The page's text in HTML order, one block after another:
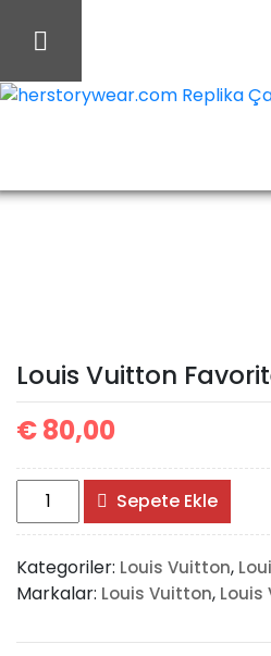
Bag
Louis Vuitton
€80,00
Louis
Vuitton
Favorite
Bag
Gm
Sepete Ekle
Kategoriler: Louis Vuitton,
Markalar: Louis Vuitton,